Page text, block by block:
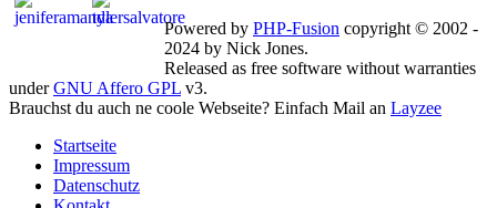
Powered by PHP-Fusion copyright © 2002 -
2024 by Nick Jones.
Released as free software without warranties
underGNU Affero GPL v3.
Brauchst du auch ne coole Webseite? Einfach Mail an Layzee
Startseite
Impressum
Datenschutz